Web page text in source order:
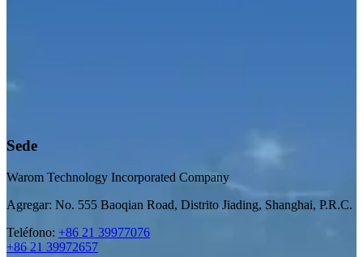
Sede
Warom Technology Incorporated Company
Agregar: No. 555 Baoqian Road, Distrito Jiading, Shanghai, P.R.C.
Teléfono: +86 21 39977076
+86 21 39972657